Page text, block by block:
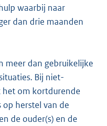
waarbij naar
dan drie maanden
meer dan gebruikelijke
Bij niet-
het om kortdurende
herstel van de
de ouder(s) en de